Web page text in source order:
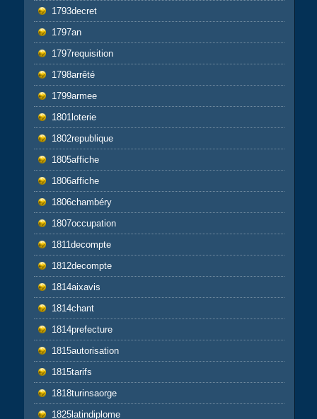
1793decret
1797an
1797requisition
1798arrêté
1799armee
1801loterie
1802republique
1805affiche
1806affiche
1806chambéry
1807occupation
1811decompte
1812decompte
1814aixavis
1814chant
1814prefecture
1815autorisation
1815tarifs
1818turinsaorge
1825latindiplome